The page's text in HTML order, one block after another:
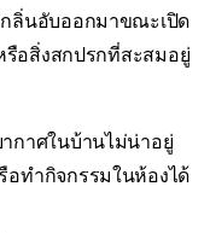
ลิ่นอับออกมาขณะเปิด
รือสิ่งสกปรกที่สะสมอยู่
กาศในบ้านไม่น่าอยู่
อทำกิจกรรมในห้องได้